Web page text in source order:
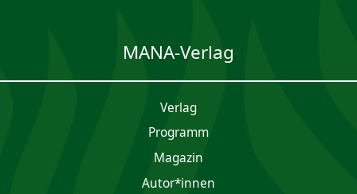
MANA-Verlag
Verlag
Programm
Magazin
Autor*innen